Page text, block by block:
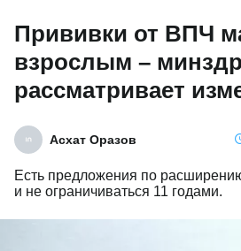
Прививки от ВПЧ
взрослым –
рассматривает
Асхат Оразов
Есть предложения по
и не ограничиваться 11 годами.